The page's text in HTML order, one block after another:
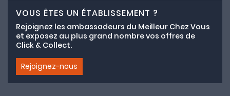
VOUS ÊTES UN ÉTABLISSEMENT ?
Rejoignez les ambassadeurs du Meilleur Chez Vous
et exposez au plus grand nombre vos offres de
Click & Collect.
Rejoignez-nous